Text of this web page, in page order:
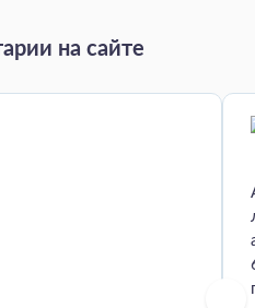
на сайте